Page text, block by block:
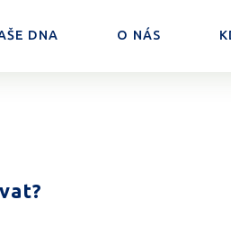
DNA O NÁS